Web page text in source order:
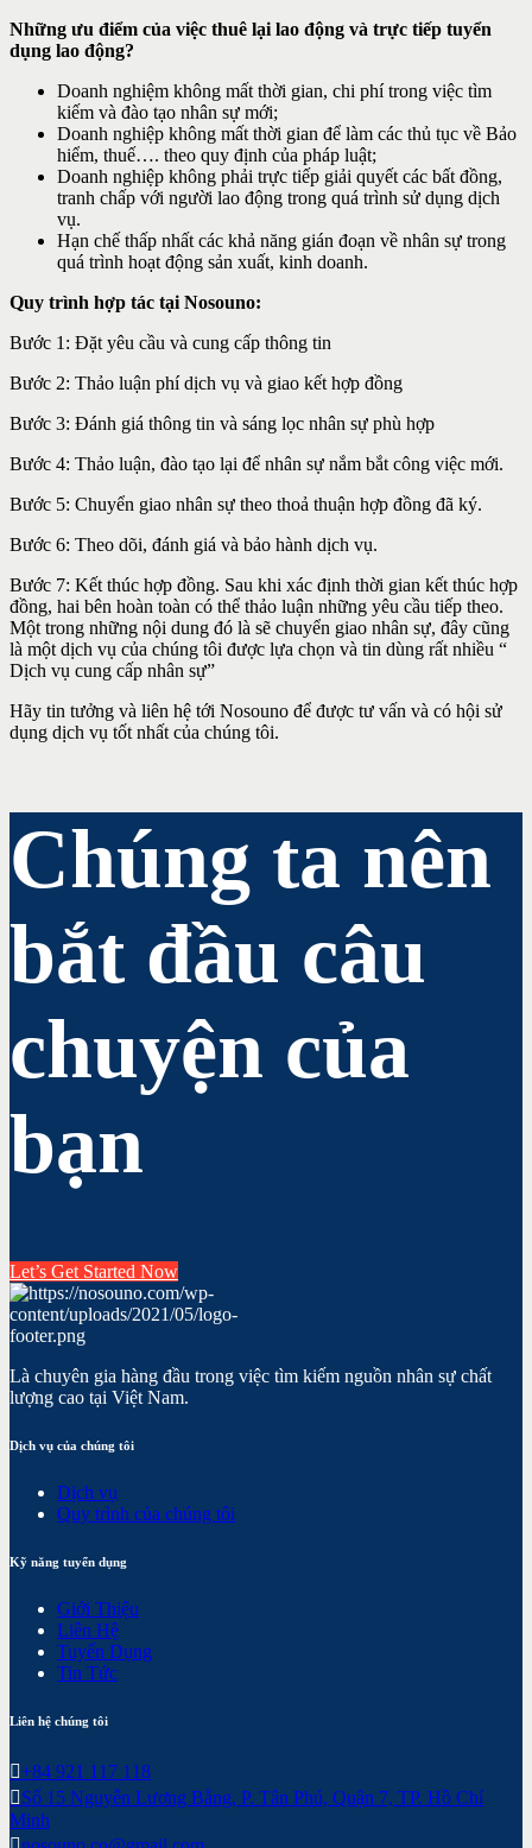
Những ưu điểm của việc thuê lại lao động và trực tiếp tuyển
dụng lao động?
Doanh nghiệm không mất thời gian, chi phí trong việc tìm
kiếm và đào tạo nhân sự mới;
Doanh nghiệp không mất thời gian để làm các thủ tục về Bảo
hiểm, thuế…. theo quy định của pháp luật;
Doanh nghiệp không phải trực tiếp giải quyết các bất đồng,
tranh chấp với người lao động trong quá trình sử dụng dịch
vụ.
Hạn chế thấp nhất các khả năng gián đoạn về nhân sự trong
quá trình hoạt động sản xuất, kinh doanh.
Quy trình hợp tác tại Nosouno:
Bước 1: Đặt yêu cầu và cung cấp thông tin
Bước 2: Thảo luận phí dịch vụ và giao kết hợp đồng
Bước 3: Đánh giá thông tin và sáng lọc nhân sự phù hợp
Bước 4: Thảo luận, đào tạo lại để nhân sự nắm bắt công việc mới.
Bước 5: Chuyển giao nhân sự theo thoả thuận hợp đồng đã ký.
Bước 6: Theo dõi, đánh giá và bảo hành dịch vụ.
Bước 7: Kết thúc hợp đồng. Sau khi xác định thời gian kết thúc hợp
đồng, hai bên hoàn toàn có thể thảo luận những yêu cầu tiếp theo.
Một trong những nội dung đó là sẽ chuyển giao nhân sự, đây cũng
là một dịch vụ của chúng tôi được lựa chọn và tin dùng rất nhiều “
Dịch vụ cung cấp nhân sự”
Hãy tin tưởng và liên hệ tới Nosouno để được tư vấn và có hội sử
dụng dịch vụ tốt nhất của chúng tôi.
Chúng ta nên
bắt đầu câu
chuyện của
bạn
Let’s Get Started Now
Là chuyên gia hàng đầu trong việc tìm kiếm nguồn nhân sự chất
lượng cao tại Việt Nam.
Dịch vụ của chúng tôi
Dịch vụ
Quy trình của chúng tôi
Kỹ năng tuyển dụng
Giới Thiệu
Liên Hệ
Tuyển Dụng
Tin Tức
Liên hệ chúng tôi
+84 921 117 118
Số 15 Nguyễn Lương Bằng, P. Tân Phú, Quận 7, TP. Hồ Chí
Minh